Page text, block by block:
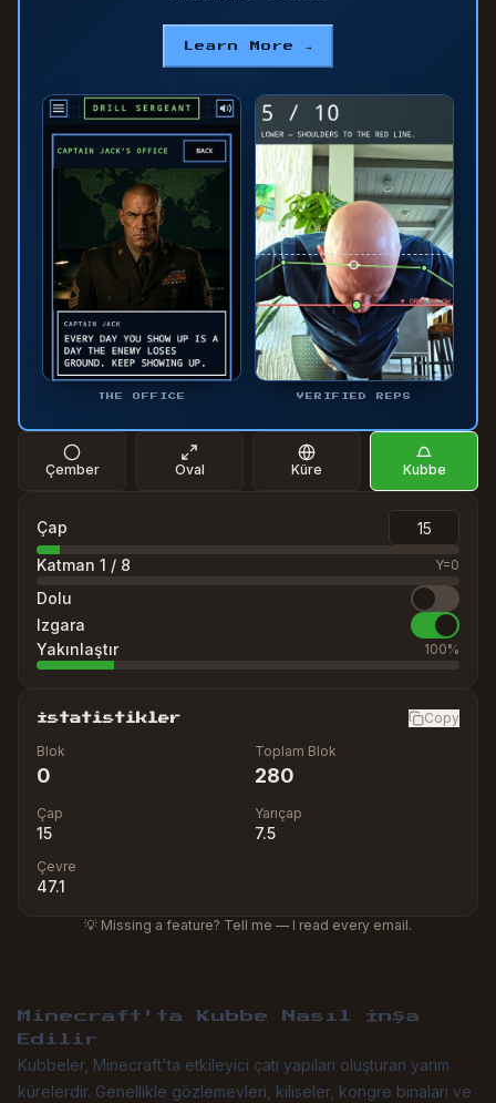
Learn More →
THE OFFICE VERIFIED REPS
Çember Oval Küre Kubbe
Çap
Katman 1 / 8 Y=0
Dolu
Izgara
Yakınlaştır
100%
İstatistikler
Copy
Blok
0
Toplam Blok
280
Çap
15
Yarıçap
7.5
Çevre
47.1
💡 Missing a feature? Tell me — I read every email.
Minecraft'ta Kubbe Nasıl İnşa
Edilir
Kubbeler, Minecraft'ta etkileyici çatı yapıları oluşturan yarım
kürelerdir. Genellikle gözlemevleri, kiliseler, kongre binaları ve